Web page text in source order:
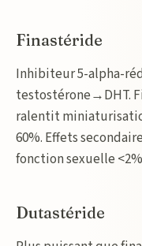
Finastéride
Inhibiteur 5-alpha-
testostérone→DHT.
ralentit
60%. Effets
fonction sexuelle
Dutastéride